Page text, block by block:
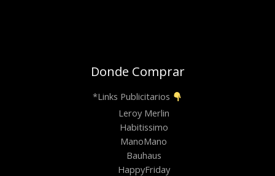
Donde Comprar
*Links Publicitarios
Leroy Merlin
Habitissimo
ManoMano
Bauhaus
HappyFriday